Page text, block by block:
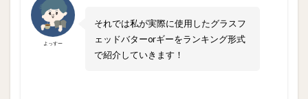
よっすー
それでは私が実際に使用したグラスフ
ェッドバターorギーをランキング形式
で紹介していきます！